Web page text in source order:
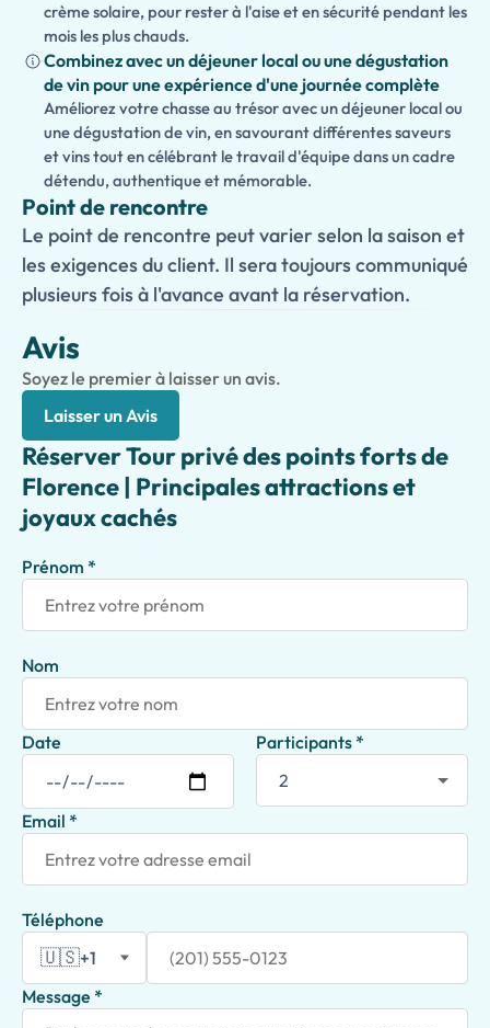
crème solaire, pour rester à l'aise et en sécurité pendant les
mois les plus chauds.
Combinez avec un déjeuner local ou une dégustation
de vin pour une expérience d'une journée complète
Améliorez votre chasse au trésor avec un déjeuner local ou
une dégustation de vin, en savourant différentes saveurs
et vins tout en célébrant le travail d'équipe dans un cadre
détendu, authentique et mémorable.
Point de rencontre
Le point de rencontre peut varier selon la saison et
les exigences du client. Il sera toujours communiqué
plusieurs fois à l'avance avant la réservation.
Avis
Soyez le premier à laisser un avis.
Laisser un Avis
Réserver Tour privé des points forts de
Florence | Principales attractions et
joyaux cachés
Prénom *
Nom
Date Participants *
Email *
Téléphone
🇺🇸+1
Message *